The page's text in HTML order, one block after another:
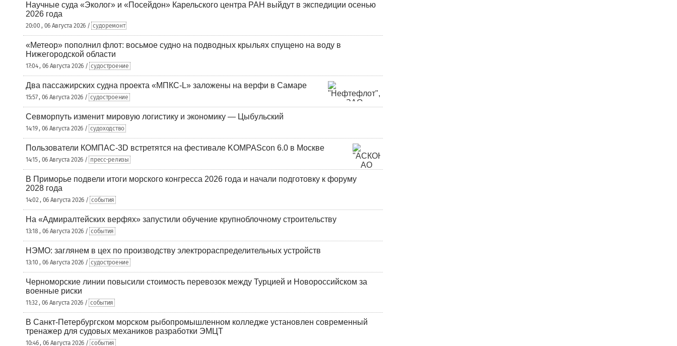
Научные суда «Эколог» и «Посейдон» Карельского центра РАН выйдут в экспедиции осенью
2026 года
20:00 , 06 Августа 2026 / судоремонт
«Метеор» пополнил флот: восьмое судно на подводных крыльях спущено на воду в
Нижегородской области
17:04 , 06 Августа 2026 / судостроение
Два пассажирских судна проекта «МПКС-L» заложены на верфи в Самаре
15:57 , 06 Августа 2026 / судостроение
Севморпуть изменит мировую логистику и экономику — Цыбульский
14:19 , 06 Августа 2026 / судоходство
Пользователи КОМПАС-3D встретятся на фестивале KOMPAScon 6.0 в Москве
14:15 , 06 Августа 2026 / пресс-релизы
В Приморье подвели итоги морского конгресса 2026 года и начали подготовку к форуму
2028 года
14:02 , 06 Августа 2026 / события
На «Адмиралтейских верфях» запустили обучение крупноблочному строительству
13:18 , 06 Августа 2026 / события
НЭМО: заглянем в цех по производству электрораспределительных устройств
13:10 , 06 Августа 2026 / судостроение
Черноморские линии повысили стоимость перевозок между Турцией и Новороссийском за
военные риски
11:32 , 06 Августа 2026 / события
В Санкт-Петербургском морском рыбопромышленном колледже установлен современный
тренажер для судовых механиков разработки ЭМЦТ
10:46 , 06 Августа 2026 / события